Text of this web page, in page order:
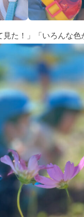
た！」「いろんな